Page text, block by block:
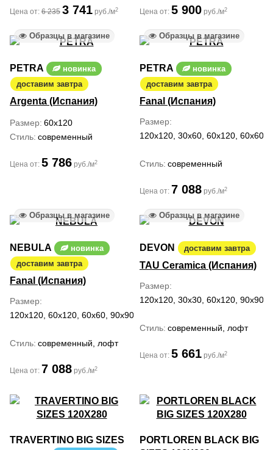
Цена от: 6 235 3 741 руб./м2 Цена от: 5 900 руб./м2
Образцы в магазине
PETRA
новинка
доставим завтра
Argenta (Испания)
Размер 60x120
Стиль современный
Цена от: 5 786 руб./м2
Образцы в магазине
PETRA
новинка
доставим завтра
Fanal (Испания)
Размер
120x120, 30x60, 60x120, 60x60,
Стиль современный
Цена от: 7 088 руб./м2
Образцы в магазине
NEBULA
новинка
доставим завтра
Fanal (Испания)
Размер
120x120, 60x120, 60x60, 90x90
Стиль современный, лофт
Цена от: 7 088 руб./м2
Образцы в магазине
DEVON доставим завтра
TAU Ceramica (Испания)
Размер
120x120, 30x30, 60x120, 90x90
Стиль современный, лофт
Цена от: 5 661 руб./м2
TRAVERTINO BIG SIZES
PORTLOREN BLACK BIG